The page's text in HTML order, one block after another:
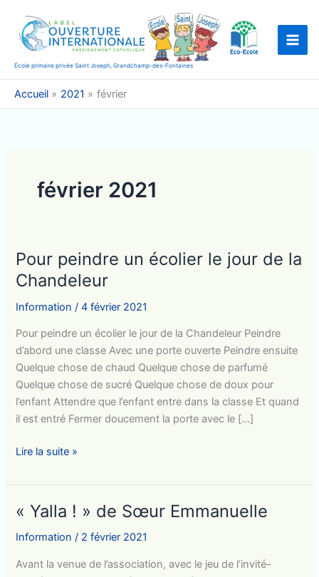
contenu
École primaire privée Saint Joseph, Grandchamp-des-Fontaines
Accueil 2021 février
février 2021
Pour peindre un écolier le jour de la
Chandeleur
Information /4 février 2021
Pour peindre un écolier le jour de la Chandeleur Peindre
d’abord une classe Avec une porte ouverte Peindre ensuite
Quelque chose de chaud Quelque chose de parfumé
Quelque chose de sucré Quelque chose de doux pour
l’enfant Attendre que l’enfant entre dans la classe Et quand
il est entré Fermer doucement la porte avec le […]
Pour
écolier
le
jour
la
Lire la suite »
« Yalla ! » de Sœur Emmanuelle
Information / 2 février 2021
Avant la venue de l’association, avec le jeu de l’invité-